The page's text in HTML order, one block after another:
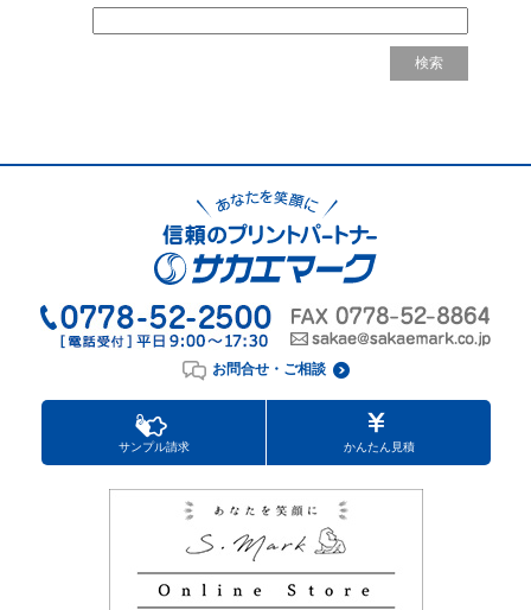
お問合せ・ご相談
サンプル請求 かんたん見積